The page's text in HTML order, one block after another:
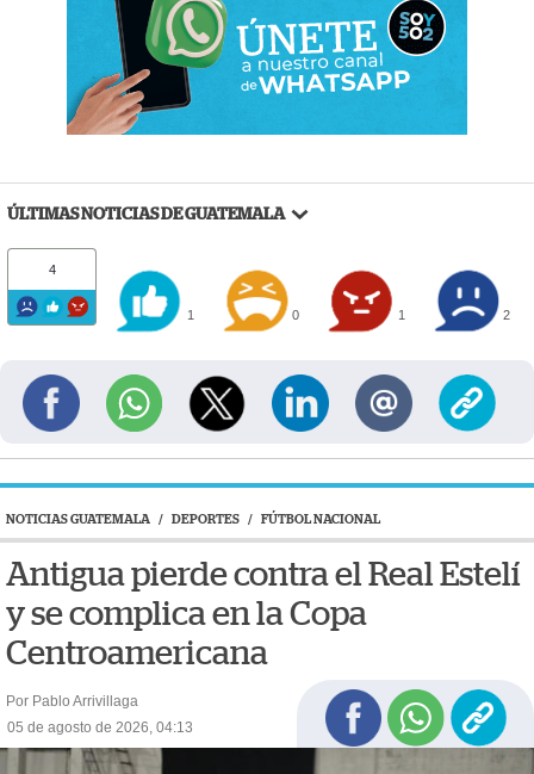
ÚLTIMAS NOTICIAS DE GUATEMALA
4
1 0 1 2
NOTICIAS GUATEMALA / DEPORTES / FÚTBOL NACIONAL
Antigua pierde contra el Real Estelí
y se complica en la Copa
Centroamericana
Por Pablo Arrivillaga
05 de agosto de 2026, 04:13